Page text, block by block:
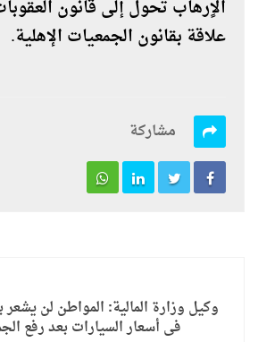
الاٍرهاب تحول إلى قانون
علاقة بقانون الجمعيات الإهلية.
مشاركة
وكيل وزارة المالية: المواطن لن يشعر
فى أسعار السيارات بعد رفع